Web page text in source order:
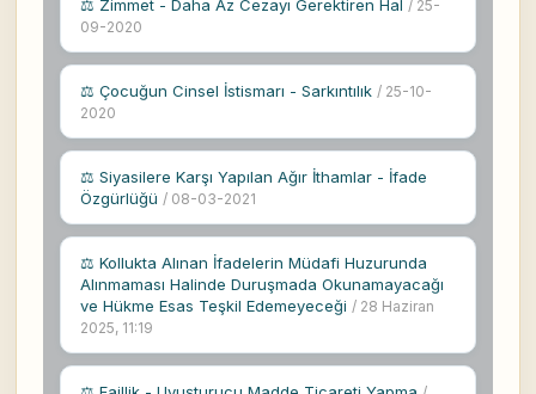
⚖ Zimmet - Daha Az Cezayı Gerektiren Hal / 25-
09-2020
⚖ Çocuğun Cinsel İstismarı - Sarkıntılık / 25-10-
2020
⚖ Siyasilere Karşı Yapılan Ağır İthamlar - İfade
Özgürlüğü / 08-03-2021
⚖ Kollukta Alınan İfadelerin Müdafi Huzurunda
Alınmaması Halinde Duruşmada Okunamayacağı
ve Hükme Esas Teşkil Edemeyeceği / 28 Haziran
2025, 11:19